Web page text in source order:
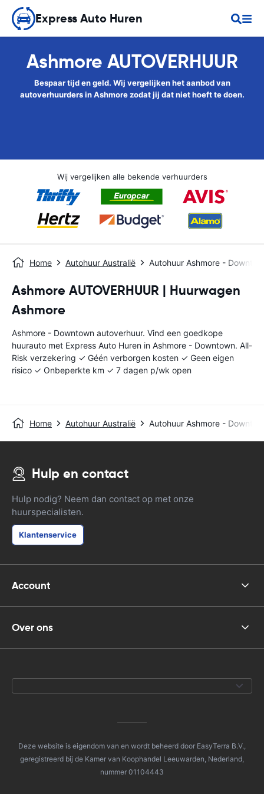
Express Auto Huren
Ashmore AUTOVERHUUR
Bespaar tijd en geld. Wij vergelijken het aanbod van
autoverhuurders in Ashmore zodat jij dat niet hoeft te doen.
Wij vergelijken alle bekende verhuurders
Home Autohuur Australië Autohuur Ashmore -
Ashmore AUTOVERHUUR | Huurwagen
Ashmore
Ashmore - Downtown autoverhuur. Vind een goedkope
huurauto met Express Auto Huren in Ashmore - Downtown. All-
Risk verzekering ✓ Géén verborgen kosten ✓ Geen eigen
risico ✓ Onbeperkte km ✓ 7 dagen p/wk open
Home Autohuur Australië Autohuur Ashmore -
Hulp en contact
Hulp nodig? Neem dan contact op met onze
huurspecialisten.
Klantenservice
Account
Over ons
Deze website is eigendom van en wordt beheerd door EasyTerra B.V.,
geregistreerd bij de Kamer van Koophandel Leeuwarden, Nederland,
nummer 01104443